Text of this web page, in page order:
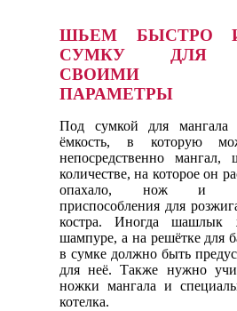
ШЬЕМ БЫСТРО
СУМКУ ДЛЯ
СВОИМИ
ПАРАМЕТРЫ
Под сумкой для мангала
ёмкость, в которую
непосредственно
количестве, на которое он
опахало, нож и
приспособления для
костра. Иногда шашлык
шампуре, а на решётке для
в сумке должно быть
для неё. Также нужно
ножки мангала и
котелка.